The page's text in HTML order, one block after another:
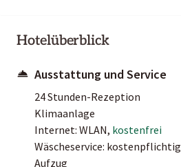
Hotelüberblick
Ausstattung und Service
24 Stunden-Rezeption
Klimaanlage
Internet: WLAN, kostenfrei
Wäscheservice: kostenpflichtig
Aufzug